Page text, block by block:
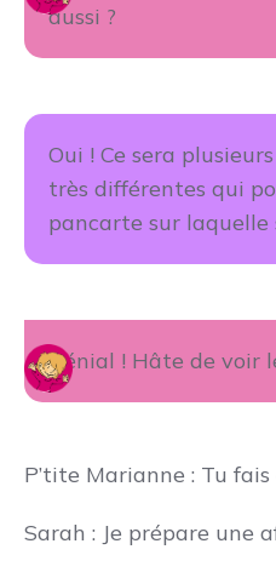
aussi ?
Oui ! Ce sera
très différentes qui
pancarte sur laquelle
Génial ! Hâte de voir
P’tite Marianne : Tu fais
Sarah : Je prépare une